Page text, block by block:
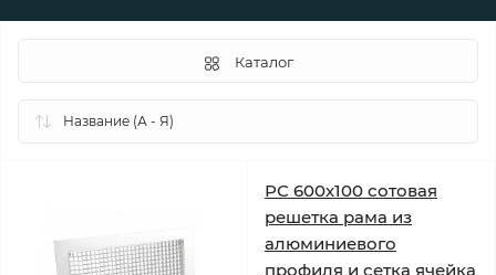
Каталог
РС 600х100 сотовая
решетка рама из
алюминиевого
профиля и сетка ячейка